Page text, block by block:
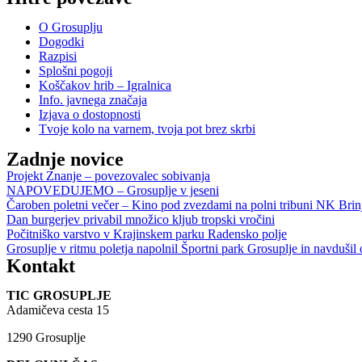
O Grosuplju
Dogodki
Razpisi
Splošni pogoji
Koščakov hrib – Igralnica
Info. javnega značaja
Izjava o dostopnosti
Tvoje kolo na varnem, tvoja pot brez skrbi
Zadnje novice
Projekt Znanje – povezovalec sobivanja
NAPOVEDUJEMO – Grosuplje v jeseni
Čaroben poletni večer – Kino pod zvezdami na polni tribuni NK
Dan burgerjev privabil množico kljub tropski vročini
Počitniško varstvo v Krajinskem parku Radensko polje
Grosuplje v ritmu poletja napolnil Športni park Grosuplje in navdušil
Kontakt
TIC GROSUPLJE
Adamičeva cesta 15
1290 Grosuplje